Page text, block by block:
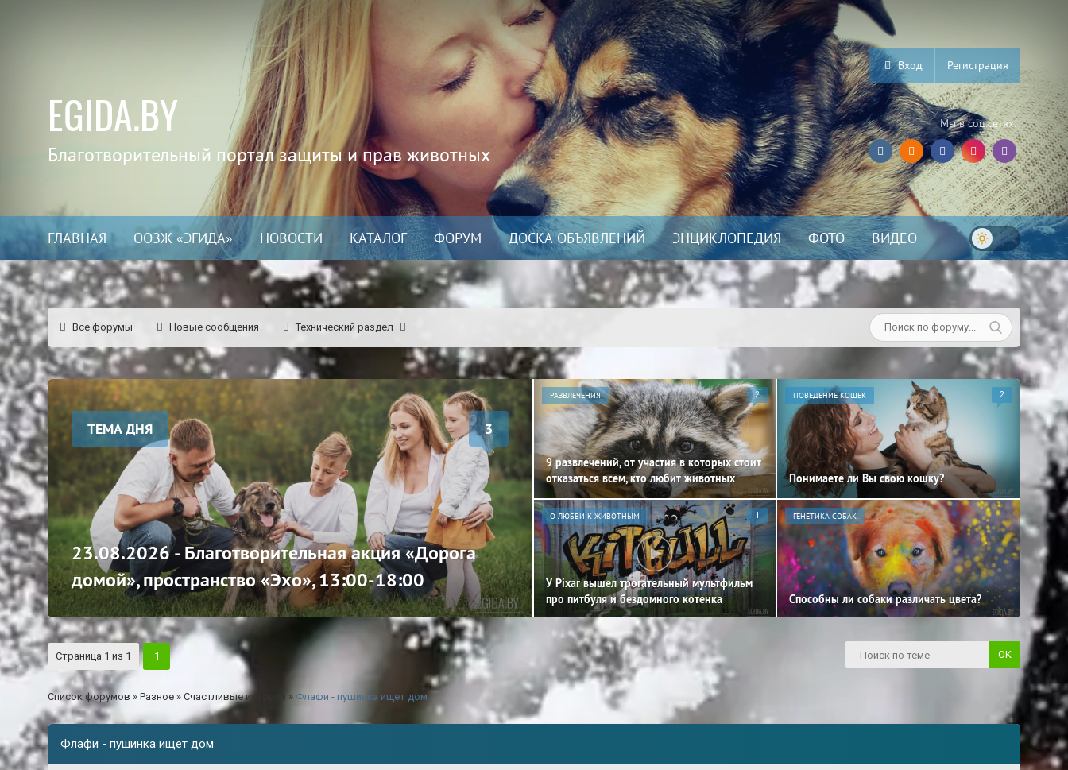
EGIDA.BY
Благотворительный портал защиты и прав животных
Вход Регистрация
Мы в соц.сетях:
ГЛАВНАЯ ООЗЖ «ЭГИДА» НОВОСТИ КАТАЛОГ ФОРУМ ДОСКА ОБЪЯВЛЕНИЙ ЭНЦИКЛОПЕДИЯ ФОТО ВИДЕО
Все форумы Новые сообщения Технический раздел
ТЕМА ДНЯ 3
23.08.2026 - Благотворительная акция «Дорога
домой», пространство «Эхо», 13:00-18:00
РАЗВЛЕЧЕНИЯ 2
9 развлечений, от участия в которых стоит
отказаться всем, кто любит животных
ПОВЕДЕНИЕ КОШЕК 2
Понимаете ли Вы свою кошку?
О ЛЮБВИ К ЖИВОТНЫМ 1
У Pixar вышел трогательный мультфильм
про питбуля и бездомного котенка
ГЕНЕТИКА СОБАК
Способны ли собаки различать цвета?
Страница 1 из 1 1
Список форумов » Разное » Счастливые истории » Флафи - пушинка ищет дом
Флафи - пушинка ищет дом